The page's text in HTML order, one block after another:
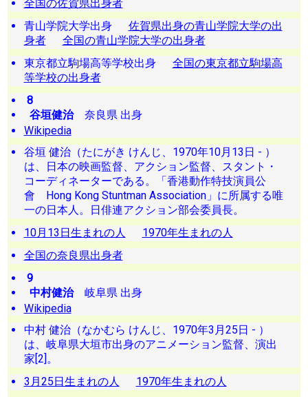
全国の佐賀県出身者
青山学院大学出身 佐賀県出身の青山学院大学の出
身者
全国の青山学院大学の出身者
東京都立駒場高等学校出身 全国の東京都立駒場高
等学校の出身者
8
谷垣健治奈良県 出身
Wikipedia
谷垣 健治（たにがき けんじ、1970年10月13日 - ）
は、日本の映画監督、アクション監督、スタント・
コーディネーターである。「香港動作特技演員公
會 Hong Kong Stuntman Association」に所属する唯
一の日本人。日俳連アクション部会委員長。
10月13日生まれの人
1970年生まれの人
全国の奈良県出身者
9
中村健治岐阜県 出身
Wikipedia
中村 健治（なかむら けんじ、1970年3月25日 - ）
は、岐阜県大垣市出身のアニメーション監督、演出
家[2]。
3月25日生まれの人
1970年生まれの人